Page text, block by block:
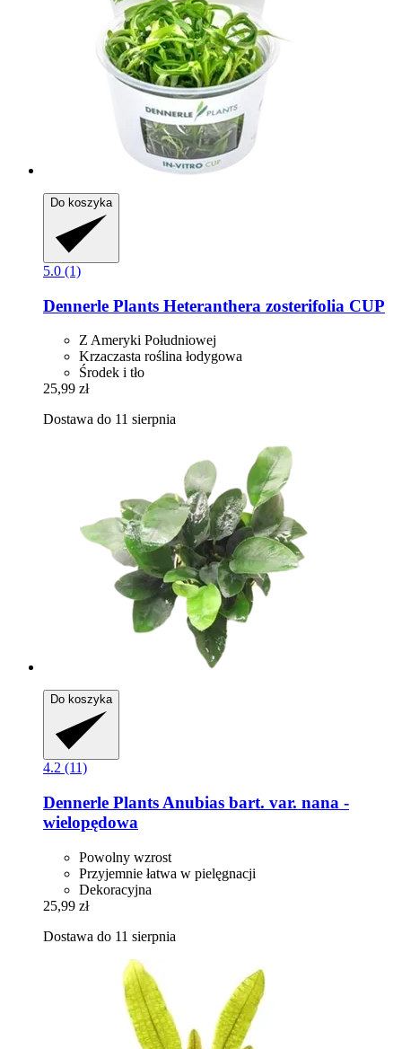
Do koszyka
5.0 (1)
Dennerle Plants Heteranthera zosterifolia CUP
Z Ameryki Południowej
Krzaczasta roślina łodygowa
Środek i tło
25,99 zł
Dostawa do 11 sierpnia
Do koszyka
4.2 (11)
Dennerle Plants Anubias bart. var. nana -​
wielopędowa
Powolny wzrost
Przyjemnie łatwa w pielęgnacji
Dekoracyjna
25,99 zł
Dostawa do 11 sierpnia